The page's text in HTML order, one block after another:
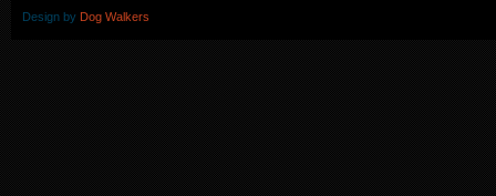
Design by Dog Walkers